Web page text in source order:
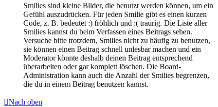
Smilies sind kleine Bilder, die benutzt werden können, um ein
Gefühl auszudrücken. Für jeden Smilie gibt es einen kurzen
Code, z. B. bedeutet :) fröhlich und :( traurig. Die Liste aller
Smilies kannst du beim Verfassen eines Beitrags sehen.
Versuche bitte trotzdem, Smilies nicht zu häufig zu benutzen,
sie können einen Beitrag schnell unlesbar machen und ein
Moderator könnte deshalb deinen Beitrag entsprechend
überarbeiten oder gar komplett löschen. Die Board-
Administration kann auch die Anzahl der Smilies begrenzen,
die du in einem Beitrag benutzen kannst.
Nach oben